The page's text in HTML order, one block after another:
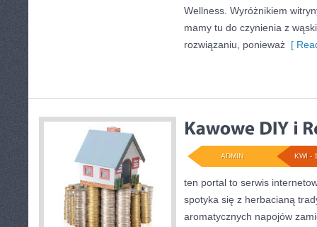
Wellness. Wyróżnikiem
mamy tu do czynienia z
rozwiązaniu, ponieważ [
KWI -
ADMIN
ten portal to serwis
spotyka się z herbacianą
aromatycznych napojów